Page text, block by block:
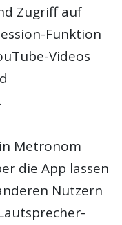
Zugriff auf
Funktion
Videos
Metronom
die App lassen
Nutzern